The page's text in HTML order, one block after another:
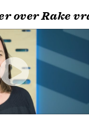
over Rake